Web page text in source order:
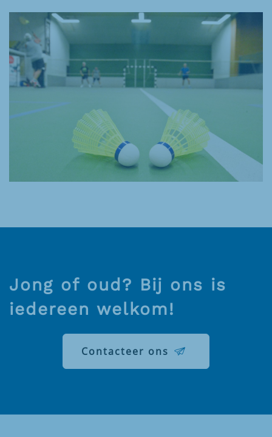
Jong of oud? Bij ons is
iedereen welkom!
Contacteer ons